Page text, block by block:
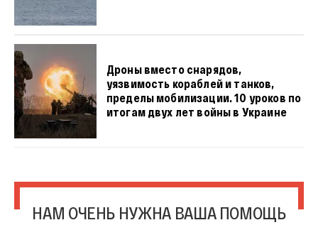
Дроны вместо снарядов,
уязвимость кораблей и танков,
пределы мобилизации. 10 уроков по
итогам двух лет войны в Украине
НАМ ОЧЕНЬ НУЖНА ВАША ПОМОЩЬ